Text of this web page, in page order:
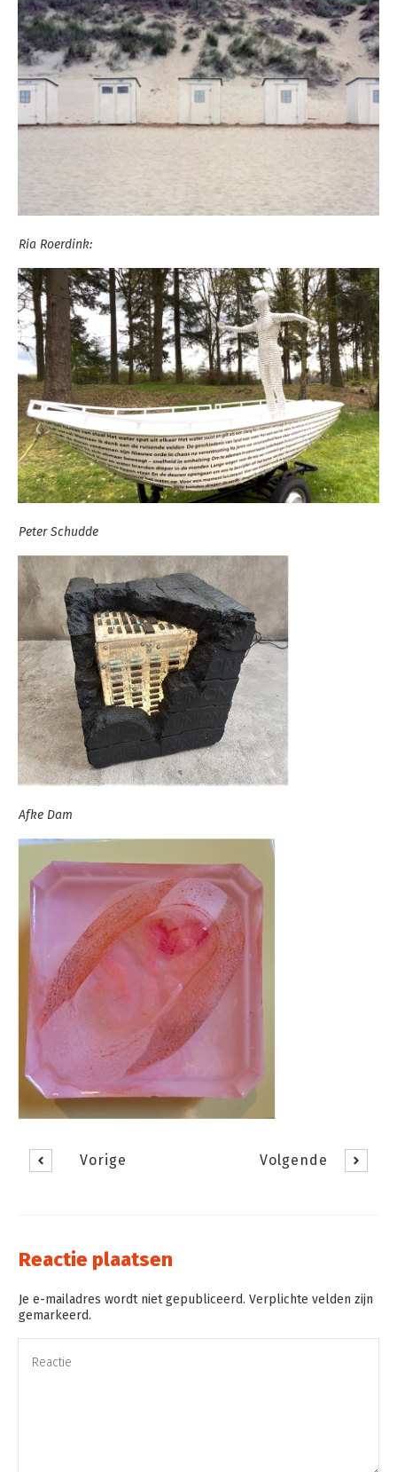
Ria Roerdink:
Peter Schudde
Afke Dam
Vorige Volgende
Reactie plaatsen
Je e-mailadres wordt niet gepubliceerd. Verplichte velden zijn
gemarkeerd.